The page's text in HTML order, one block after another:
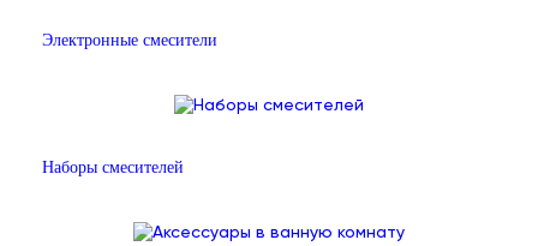
Электронные смесители
Наборы смесителей